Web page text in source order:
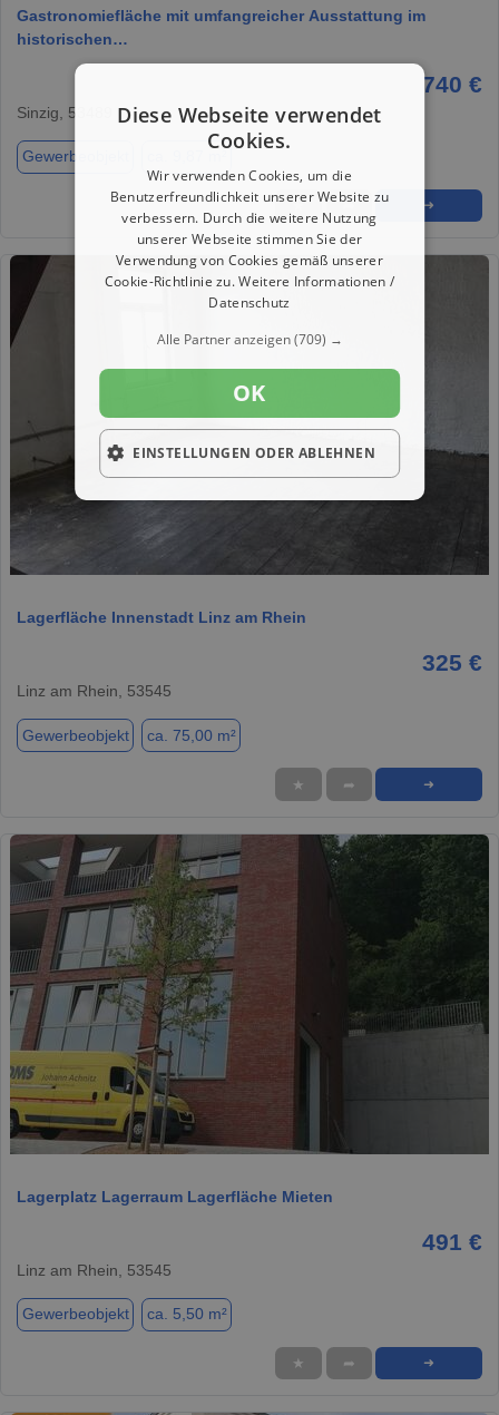
Gastronomiefläche mit umfangreicher Ausstattung im
historischen…
740 €
Sinzig, 53489
Gewerbeobjekt
★ ➦ ➜
Lagerfläche Innenstadt Linz am Rhein
325 €
Linz am Rhein, 53545
Gewerbeobjekt ca. 75,00 m²
★ ➦ ➜
Lagerplatz Lagerraum Lagerfläche Mieten
491 €
Linz am Rhein, 53545
Gewerbeobjekt ca. 5,50 m²
★ ➦ ➜
Diese Webseite verwendet
Cookies.
Wir verwenden Cookies, um die
Benutzerfreundlichkeit unserer Website zu
verbessern. Durch die weitere Nutzung
unserer Webseite stimmen Sie der
Verwendung von Cookies gemäß unserer
Cookie-Richtlinie zu.Weitere Informationen /
Datenschutz
Alle Partner anzeigen(709) →
OK
EINSTELLUNGEN ODER ABLEHNEN